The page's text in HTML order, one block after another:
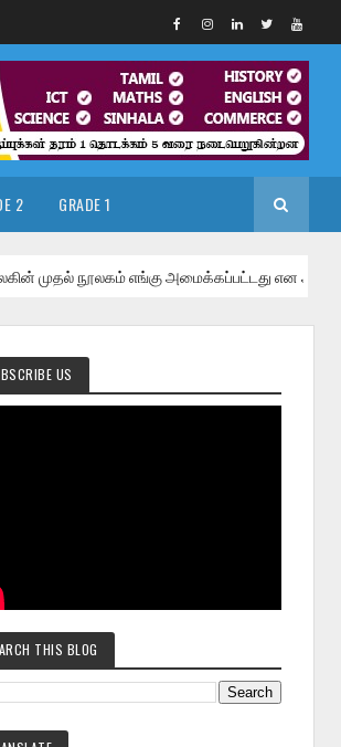
2 GRADE 1
எங்கு அமைக்கப்பட்டது என அறிந்ததுண்டா?
US
THIS BLOG